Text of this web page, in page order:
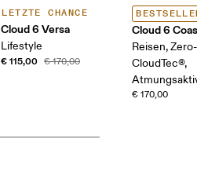
LETZTE CHANCE
Cloud 6 Versa
Lifestyle
€ 115,00 € 170,00
Cloud 6
Reisen,
CloudTec®,
€ 170,00